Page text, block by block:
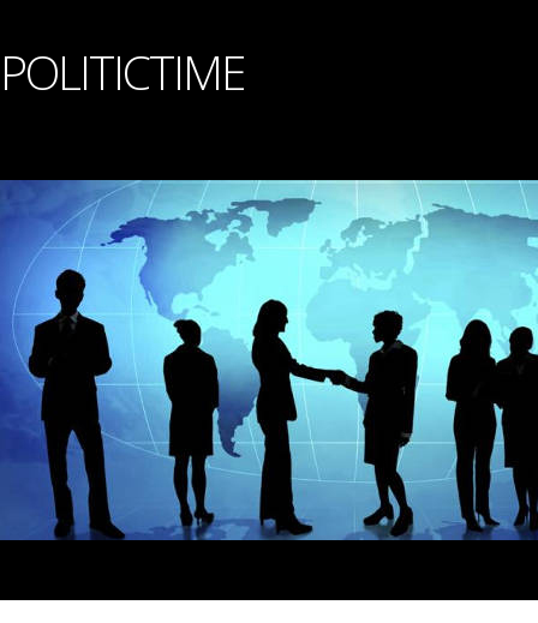
POLITICTIME